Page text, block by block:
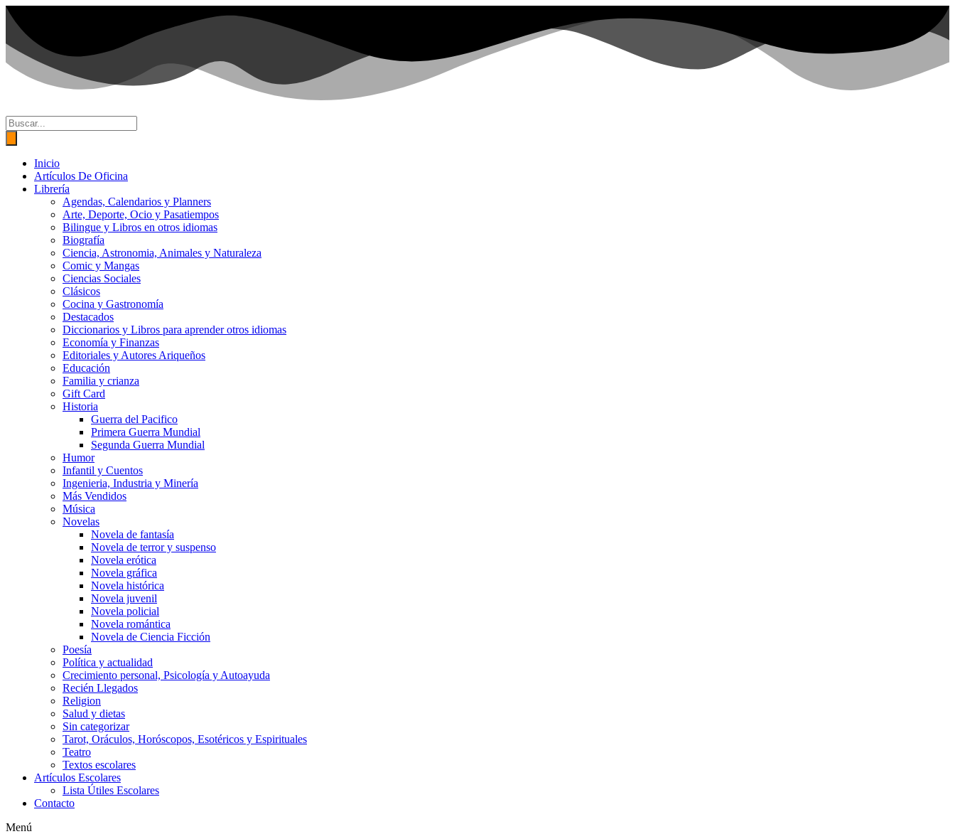
Ir
contenido
Búsqueda
de
productos
Inicio
Artículos De Oficina
Librería
Agendas, Calendarios y Planners
Arte, Deporte, Ocio y Pasatiempos
Bilingue y Libros en otros idiomas
Biografía
Ciencia, Astronomia, Animales y Naturaleza
Comic y Mangas
Ciencias Sociales
Clásicos
Cocina y Gastronomía
Destacados
Diccionarios y Libros para aprender otros idiomas
Economía y Finanzas
Editoriales y Autores Ariqueños
Educación
Familia y crianza
Gift Card
Historia
Guerra del Pacifico
Primera Guerra Mundial
Segunda Guerra Mundial
Humor
Infantil y Cuentos
Ingenieria, Industria y Minería
Más Vendidos
Música
Novelas
Novela de fantasía
Novela de terror y suspenso
Novela erótica
Novela gráfica
Novela histórica
Novela juvenil
Novela policial
Novela romántica
Novela de Ciencia Ficción
Poesía
Política y actualidad
Crecimiento personal, Psicología y Autoayuda
Recién Llegados
Religion
Salud y dietas
Sin categorizar
Tarot, Oráculos, Horóscopos, Esotéricos y Espirituales
Teatro
Textos escolares
Artículos Escolares
Lista Útiles Escolares
Contacto
Menú